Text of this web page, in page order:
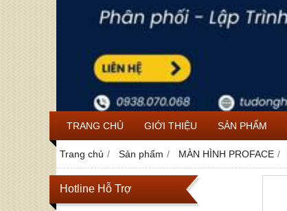
TRANG CHỦ GIỚI THIỆU SẢN PHẨM
Trang chủ Sản phẩm MÀN HÌNH PROFACE
Hotline Hỗ Trợ